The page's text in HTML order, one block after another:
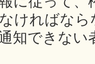
ければな
知できな